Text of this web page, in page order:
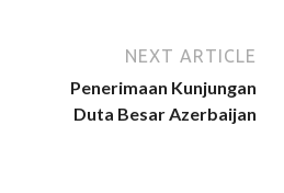
NEXT ARTICLE
Penerimaan Kunjungan
Duta Besar Azerbaijan